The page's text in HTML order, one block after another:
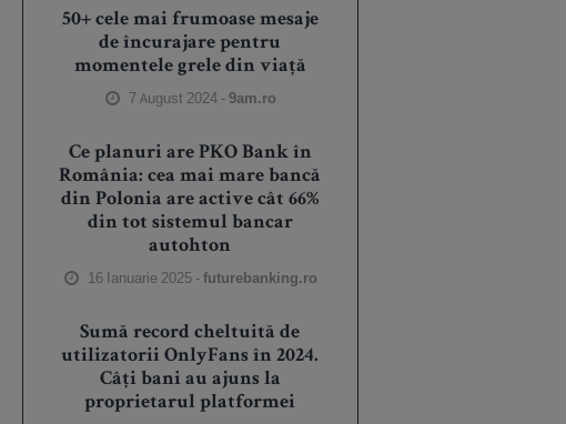
50+ cele mai frumoase mesaje
de încurajare pentru
momentele grele din viață
7 August 2024 -9am.ro
Ce planuri are PKO Bank în
România: cea mai mare bancă
din Polonia are active cât 66%
din tot sistemul bancar
autohton
16 Ianuarie 2025 -futurebanking.ro
Sumă record cheltuită de
utilizatorii OnlyFans în 2024.
Câți bani au ajuns la
proprietarul platformei